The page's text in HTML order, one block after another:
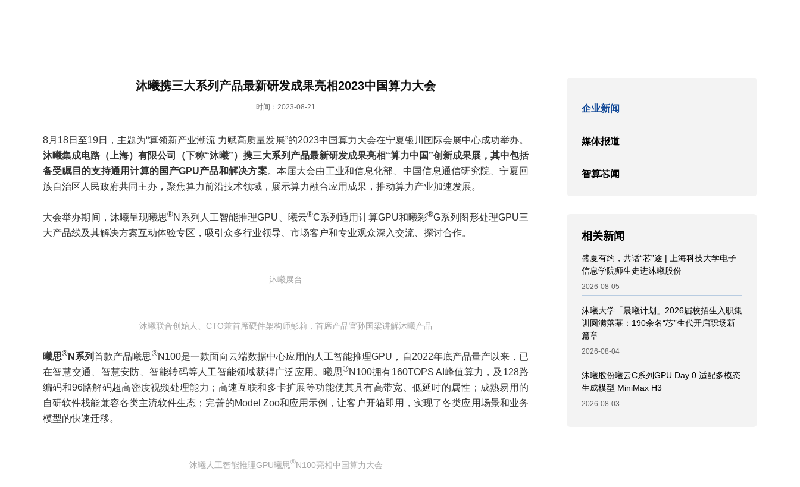
沐曦携三大系列产品最新研发成果亮相2023中国算力大会
时间：2023-08-21
8月18日至19日，主题为“算领新产业潮流 力赋高质量发展”的2023中国算力大会在宁夏银川国际会展中心成功举办。
沐曦集成电路（上海）有限公司（下称“沐曦”）携三大系列产品最新研发成果亮相“算力中国”创新成果展，其中包括
备受瞩目的支持通用计算的国产GPU产品和解决方案。本届大会由工业和信息化部、中国信息通信研究院、宁夏回
族自治区人民政府共同主办，聚焦算力前沿技术领域，展示算力融合应用成果，推动算力产业加速发展。
大会举办期间，沐曦呈现曦思®N系列人工智能推理GPU、曦云®C系列通用计算GPU和曦彩®G系列图形处理GPU三
大产品线及其解决方案互动体验专区，吸引众多行业领导、市场客户和专业观众深入交流、探讨合作。
沐曦展台
沐曦联合创始人、CTO兼首席硬件架构师彭莉，首席产品官孙国梁讲解沐曦产品
曦思® N系列首款产品曦思®N100是一款面向云端数据中心应用的人工智能推理GPU，自2022年底产品量产以来，已
在智慧交通、智慧安防、智能转码等人工智能领域获得广泛应用。曦思®N100拥有160TOPS AI峰值算力，及128路
编码和96路解码超高密度视频处理能力；高速互联和多卡扩展等功能使其具有高带宽、低延时的属性；成熟易用的
自研软件栈能兼容各类主流软件生态；完善的Model Zoo和应用示例，让客户开箱即用，实现了各类应用场景和业务
模型的快速迁移。
沐曦人工智能推理GPU曦思®N100亮相中国算力大会
企业新闻
媒体报道
智算芯闻
相关新闻
盛夏有约，共话“芯”途 | 上海科技大学电子
信息学院师生走进沐曦股份
2026-08-05
沐曦大学「晨曦计划」2026届校招生入职集
训圆满落幕：190余名“芯”生代开启职场新
篇章
2026-08-04
沐曦股份曦云C系列GPU Day 0 适配多模态
生成模型 MiniMax H3
2026-08-03